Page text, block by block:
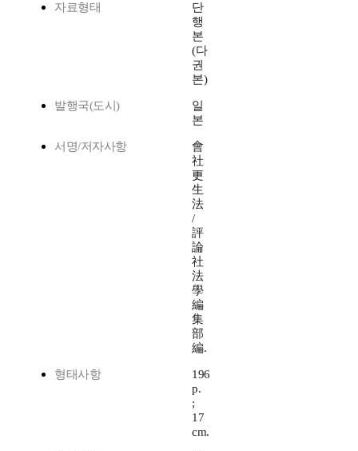
자료형태
단
행
본
(다
권
본)
발행국(도시)
일
본
서명/저자사항
會
社
更
生
法
/
評
論
社
法
學
編
集
部
編.
형태사항
196
p.
;
17
cm.